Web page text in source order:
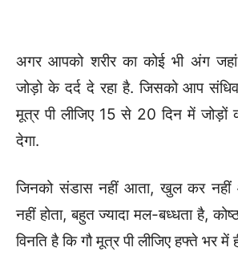
अगर आपको शरीर का कोई भी अंग
जोड़ो के दर्द दे रहा है. जिसको आप
मूत्र पी लीजिए 15 से 20 दिन में जोड़ों
देगा.
जिनको संडास नहीं आता, खुल कर
नहीं होता, बहुत ज्यादा मल-बध्धता है,
विनति है कि गौ मूत्र पी लीजिए हफ्ते भर